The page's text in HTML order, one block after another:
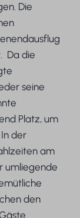
Die
Da die
seine
Platz, um
der
am
umliegende
den